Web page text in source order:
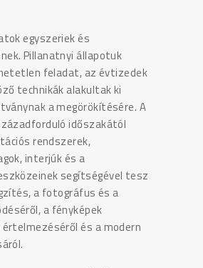
egyszeriek és
Pillanatnyi állapotuk
feladat, az évtizedek
technikák alakultak ki
a megörökítésére. A
időszakától
rendszerek,
interjúk és a
segítségével tesz
a fotográfus és a
a fényképek
és a modern